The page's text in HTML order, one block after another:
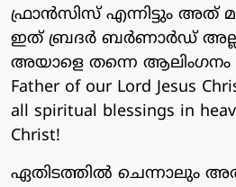
ഫ്രാൻസിസ് എന്നിട്ടും അത്
ഇത് ബ്രദർ ബർണാർഡ് അല്ല.
അയാളെ തന്നെ ആലിംഗനം
Father of our Lord Jesus
all spiritual blessings in
Christ!
ഏതിടത്തിൽ ചെന്നാലും